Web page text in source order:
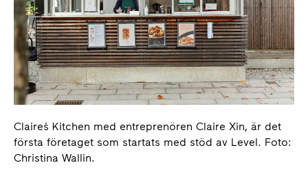
Claire´s Kitchen med entreprenören Claire Xin, är det
första företaget som startats med stöd av Level. Foto:
Christina Wallin.